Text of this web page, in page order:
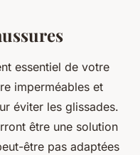
essentiel de votre
imperméables et
éviter les glissades.
être une solution
être pas adaptées